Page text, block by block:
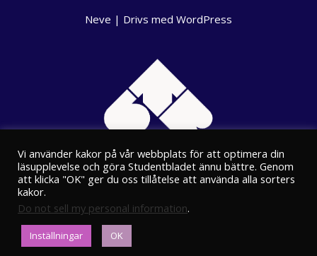
Neve | Drivs med WordPress
Eriksgatan 8
00100 Helsingfors
Vi använder kakor på vår webbplats för att optimera din
läsupplevelse och göra Studentbladet ännu bättre. Genom
att klicka "OK" ger du oss tillåtelse att använda alla sorters
kakor.
Do not sell my personal information.
Inställningar OK